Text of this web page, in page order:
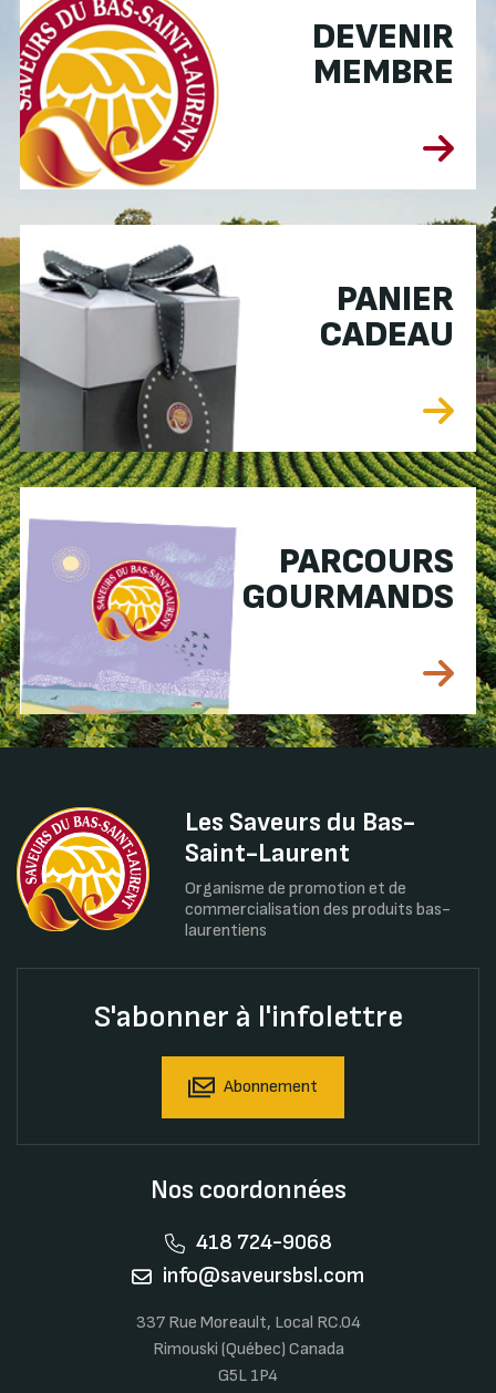
DEVENIR
MEMBRE
PANIER
CADEAU
PARCOURS
GOURMANDS
Les Saveurs du Bas-
Saint-Laurent
Organisme de promotion et de
commercialisation des produits bas-
laurentiens
S'abonner à l'infolettre
Abonnement
Nos coordonnées
418 724-9068
info@saveursbsl.com
337 Rue Moreault, Local RC.04
Rimouski (Québec) Canada
G5L 1P4